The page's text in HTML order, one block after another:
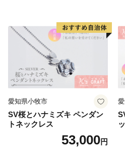
愛知県小牧市
SV桜とハナミズキ ペンダン
トネックレス
53,000円